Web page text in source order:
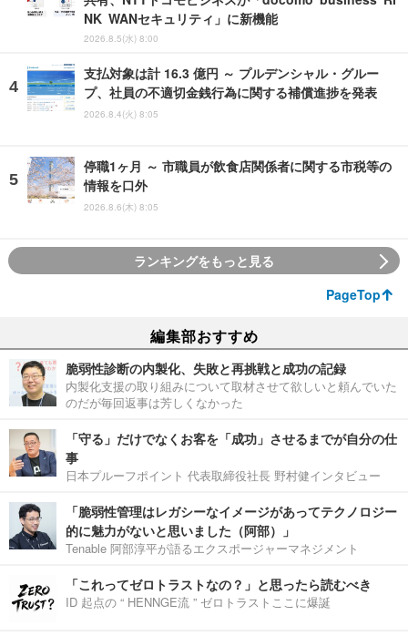
NK WANセキュリティ」に新機能
2026.8.5(水) 8:00
支払対象は計 16.3 億円 ～ プルデンシャル・グルー
プ、社員の不適切金銭行為に関する補償進捗を発表
2026.8.4(火) 8:05
停職1ヶ月 ～ 市職員が飲食店関係者に関する市税等の
情報を口外
2026.8.6(木) 8:05
ランキングをもっと見る
PageTop
編集部おすすめ
脆弱性診断の内製化、失敗と再挑戦と成功の記録
内製化支援の取り組みについて取材させて欲しいと頼んでいた
のだが毎回返事は芳しくなかった
「守る」だけでなくお客を「成功」させるまでが自分の仕
事
日本プルーフポイント 代表取締役社長 野村健インタビュー
「脆弱性管理はレガシーなイメージがあってテクノロジー
的に魅力がないと思いました（阿部）」
Tenable 阿部淳平が語るエクスポージャーマネジメント
「これってゼロトラストなの？」と思ったら読むべき
ID 起点の “ HENNGE流 ” ゼロトラストここに爆誕